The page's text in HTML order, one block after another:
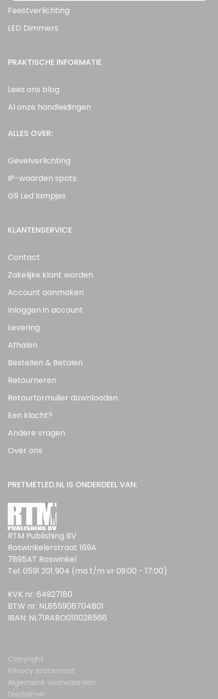
Feestverlichting
LED Dimmers
PRAKTISCHE INFORMATIE
Lees ons blog
Al onze handleidingen
ALLES OVER:
Gevelverlichting
IP-waarden spots
G9 Led lampjes
KLANTENSERVICE
Contact
Zakelijke klant worden
Account aanmaken
Inloggen in account
Levering
Afhalen
Bestellen & Betalen
Retourneren
Retourformulier downloaden
Een klacht?
Andere vragen
Over ons
PRETMETLED.NL IS ONDERDEEL VAN:
RTM Publishing BV
Roswinkelerstraat 169A
7895AT Roswinkel
Tel: 0591 201 904 (ma t/m vr 09:00 - 17:00)
KVK nr: 64927180
BTW nr: NL855906704B01
IBAN: NL71RABO0111028566
Copyright
Privacy statement
Algemene voorwaarden
Disclaimer